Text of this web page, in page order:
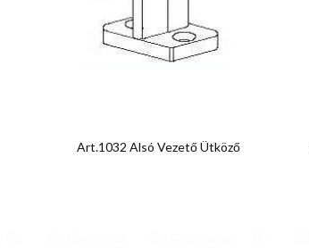
Art.1032 Alsó Vezető Ütköző
Előnézet